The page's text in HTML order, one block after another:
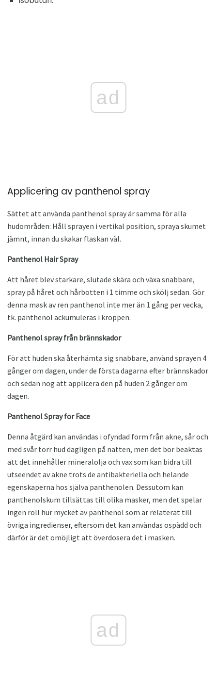
ad
Applicering av panthenol spray
Sättet att använda panthenol spray är samma för alla
hudområden: Håll sprayen i vertikal position, spraya skumet
jämnt, innan du skakar flaskan väl.
Panthenol Hair Spray
Att håret blev starkare, slutade skära och växa snabbare,
spray på håret och hårbotten i 1 timme och skölj sedan. Gör
denna mask av ren panthenol inte mer än 1 gång per vecka,
tk. panthenol ackumuleras i kroppen.
Panthenol spray från brännskador
För att huden ska återhämta sig snabbare, använd sprayen 4
gånger om dagen, under de första dagarna efter brännskador
och sedan nog att applicera den på huden 2 gånger om
dagen.
Panthenol Spray for Face
Denna åtgärd kan användas i ofyndad form från akne, sår och
med svår torr hud dagligen på natten, men det bör beaktas
att det innehåller mineralolja och vax som kan bidra till
utseendet av akne trots de antibakteriella och helande
egenskaperna hos själva panthenolen. Dessutom kan
panthenolskum tillsättas till olika masker, men det spelar
ingen roll hur mycket av panthenol som är relaterat till
övriga ingredienser, eftersom det kan användas ospädd och
därför är det omöjligt att överdosera det i masken.
ad